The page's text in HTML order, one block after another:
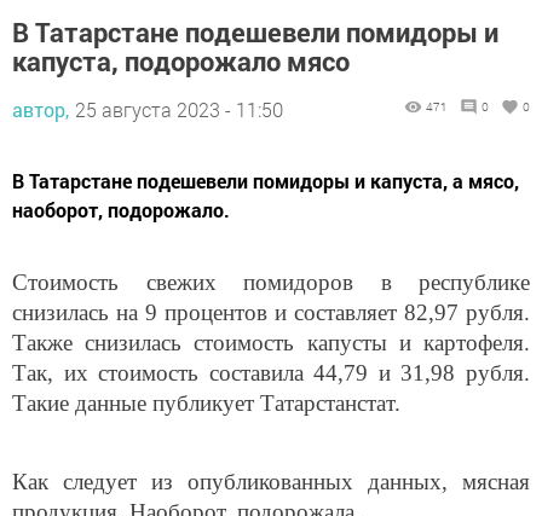
В Татарстане подешевели помидоры и
капуста, подорожало мясо
автор, 25 августа 2023 - 11:50 471 0 0
В Татарстане подешевели помидоры и капуста, а мясо,
наоборот, подорожало.
Стоимость свежих помидоров в республике
снизилась на 9 процентов и составляет 82,97 рубля.
Также снизилась стоимость капусты и картофеля.
Так, их стоимость составила 44,79 и 31,98 рубля.
Такие данные публикует Татарстанстат.
Как следует из опубликованных данных, мясная